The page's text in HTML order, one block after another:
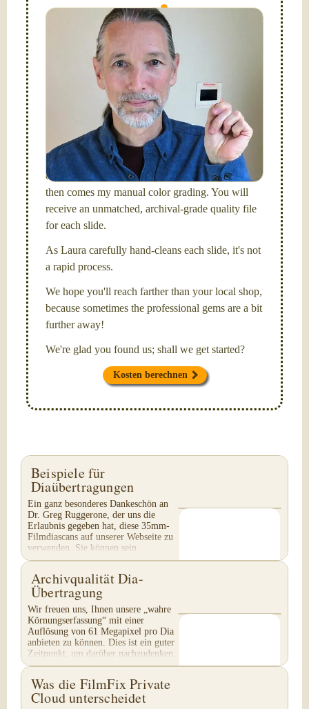
They do fade and can grow mold; let us capture and
digitize them now!
Hello, I'm Nathaniel. My wife Laura and I are
FilmFix — a two person team.
I am the technical expert with a
degree in motion
picture and photography, from Brooks Institute,
Santa Barbara, CA.I will be digitizing your slides
and adjusting both exposure and calibrating focus
on each individual image. After capturing each,
then comes my manual color grading. You will
receive an unmatched, archival-grade quality file
for each slide.
As Laura carefully hand-cleans each slide, it's not
a rapid process.
We hope you'll reach farther than your local shop,
because sometimes the professional gems are a bit
further away!
We're glad you found us; shall we get started?
Kosten berechnen
Beispiele für
Diaübertragungen
Ein ganz besonderes Dankeschön an
Dr. Greg Ruggerone, der uns die
Erlaubnis gegeben hat, diese 35mm-
Filmdiascans auf unserer Webseite zu
verwenden. Sie können sein
begeistertes und...
Archivqualität Dia-
Übertragung
Wir freuen uns, Ihnen unsere „wahre
Körnungserfassung“ mit einer
Auflösung von 61 Megapixel pro Dia
anbieten zu können. Dies ist ein guter
Zeitpunkt, um darüber nachzudenken,
Ihre...
Was die FilmFix Private
Cloud unterscheidet